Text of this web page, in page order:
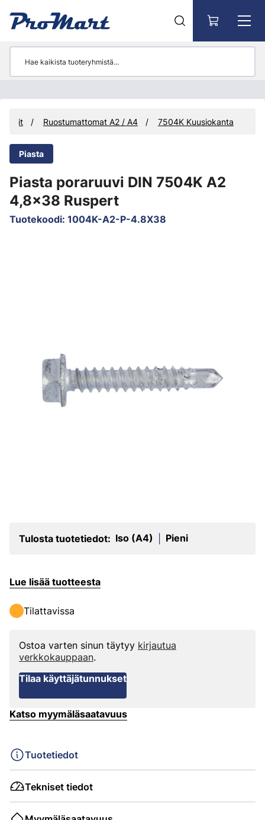
Ruostumattomat A2 / A4 7504K Kuusiokanta
Piasta
Piasta poraruuvi DIN 7504K A2
4,8x38 Ruspert
Tuotekoodi: 1004K-A2-P-4.8X38
Tulosta tuotetiedot: Iso (A4) Pieni
Lue lisää tuotteesta
Tilattavissa
Ostoa varten sinun täytyy kirjautua
verkkokauppaan.
Tilaa käyttäjätunnukset
Katso myymäläsaatavuus
Tuotetiedot
Tekniset tiedot